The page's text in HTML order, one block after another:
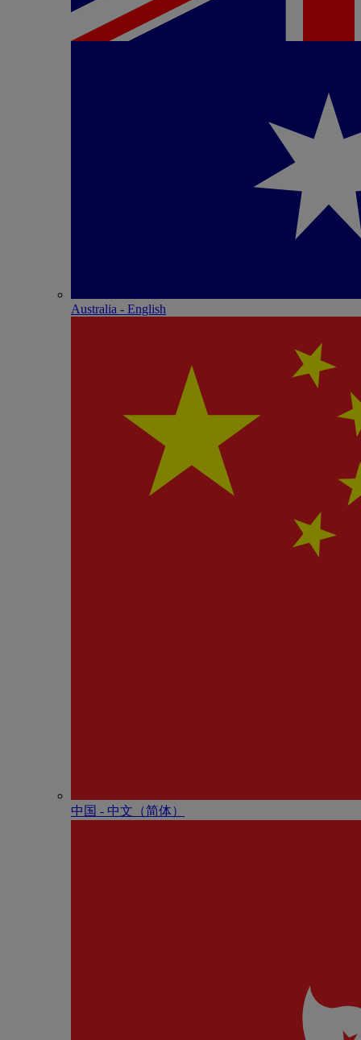
Australia - English
中国 - 中⽂（简体）